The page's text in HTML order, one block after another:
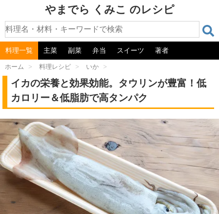
やまでら くみこ のレシピ
料理一覧 主菜 副菜 弁当 スイーツ 著者
ホーム > 料理レシピ > いか >
イカの栄養と効果効能。タウリンが豊富！低
カロリー＆低脂肪で高タンパク